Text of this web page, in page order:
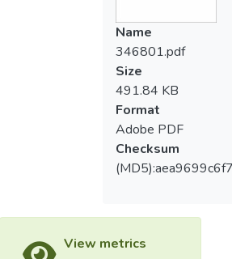
Name
346801.pdf
Size
491.84 KB
Format
Adobe PDF
Checksum
View metrics